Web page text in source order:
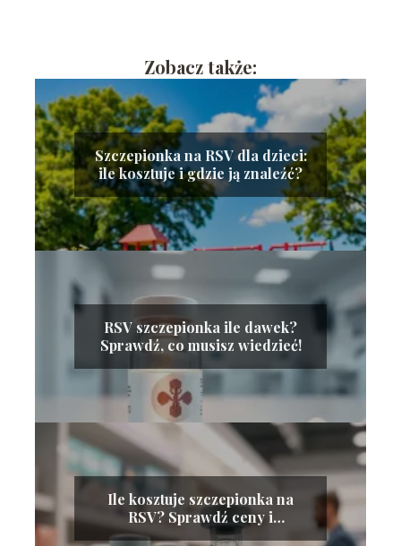
Zobacz także:
Szczepionka na RSV dla dzieci:
ile kosztuje i gdzie ją znaleźć?
RSV szczepionka ile dawek?
Sprawdź, co musisz wiedzieć!
Ile kosztuje szczepionka na
RSV? Sprawdź ceny i
dostępność